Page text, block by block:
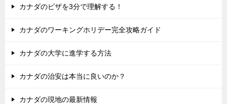
カナダのビザを3分で理解する！
カナダのワーキングホリデー完全攻略ガイド
カナダの大学に進学する方法
カナダの治安は本当に良いのか？
カナダの現地の最新情報